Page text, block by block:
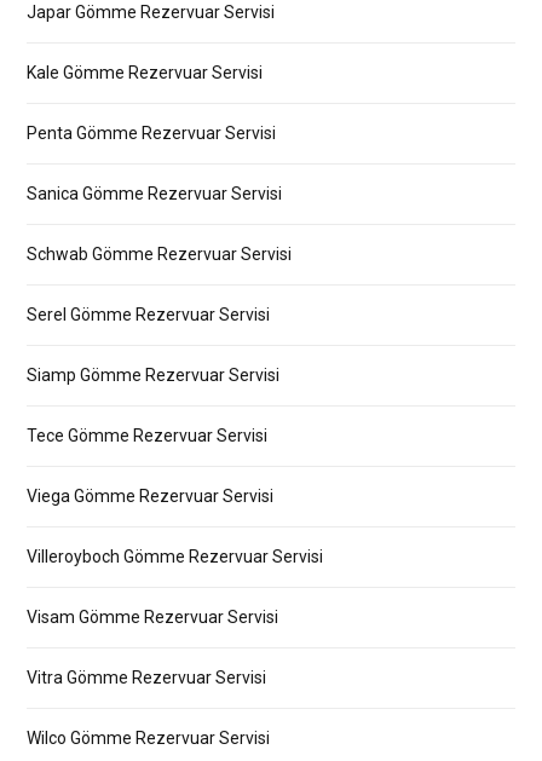
Japar Gömme Rezervuar Servisi
Kale Gömme Rezervuar Servisi
Penta Gömme Rezervuar Servisi
Sanica Gömme Rezervuar Servisi
Schwab Gömme Rezervuar Servisi
Serel Gömme Rezervuar Servisi
Siamp Gömme Rezervuar Servisi
Tece Gömme Rezervuar Servisi
Viega Gömme Rezervuar Servisi
Villeroyboch Gömme Rezervuar Servisi
Visam Gömme Rezervuar Servisi
Vitra Gömme Rezervuar Servisi
Wilco Gömme Rezervuar Servisi